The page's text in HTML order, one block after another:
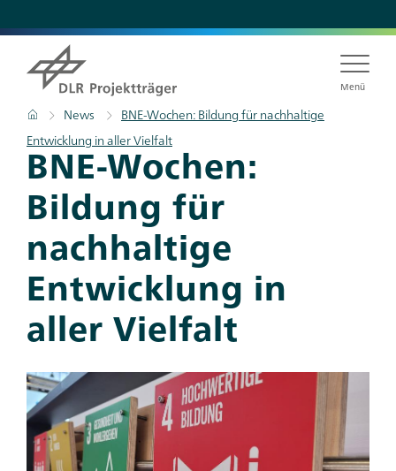
zum
Inhalt
Menü
Pfadnavigation
Startseite
News
BNE-Wochen: Bildung für nachhaltige
Entwicklung in aller Vielfalt
BNE-Wochen:
Bildung für
nachhaltige
Entwicklung in
aller Vielfalt